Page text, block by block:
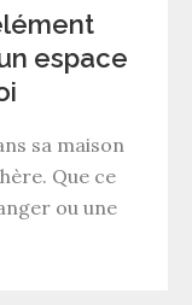
espace
sa maison
Que ce
ou une